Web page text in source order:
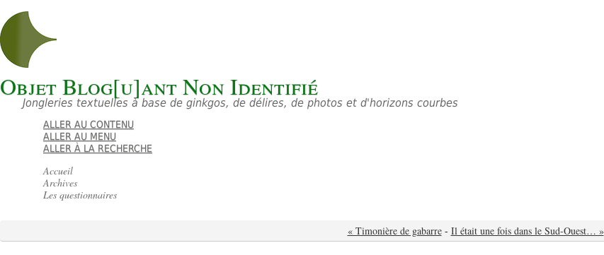
Objet Blog[u]ant Non Identifié
Jongleries textuelles à base de ginkgos, de délires, de photos et d'horizons courbes
ALLER AU CONTENU
ALLER AU MENU
ALLER À LA RECHERCHE
Accueil
Archives
Les questionnaires
« Timonière de gabarre - Il était une fois dans le Sud-Ouest… »